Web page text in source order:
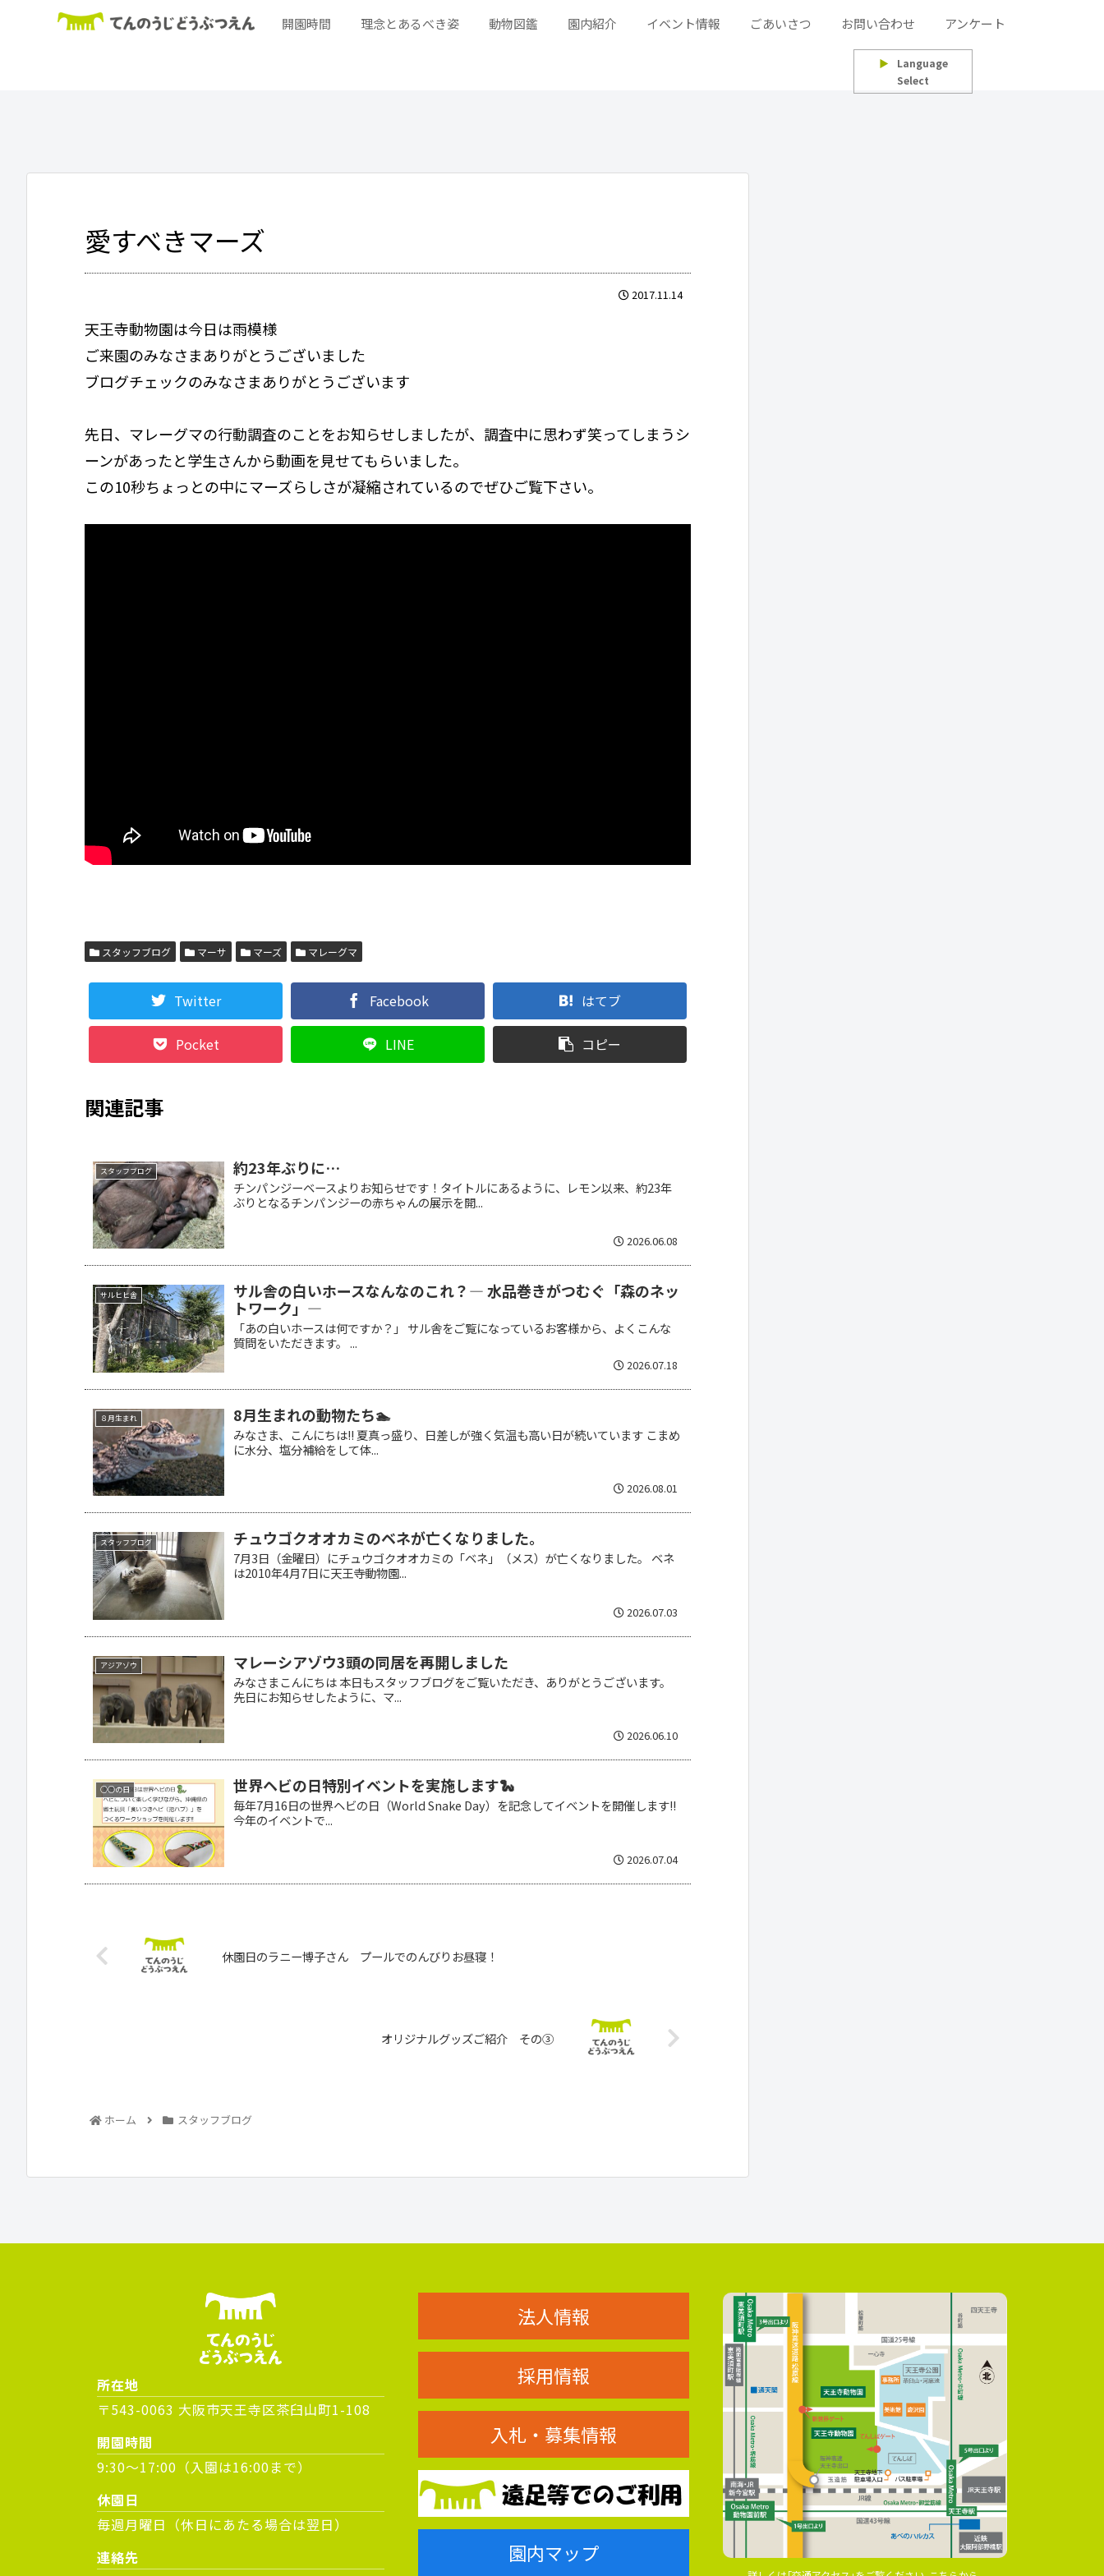
開園時間 理念とあるべき姿 動物図鑑 園内紹介 イベント情報 ごあいさつ お問い合わせ アンケート
▶
Language
Select
愛すべきマーズ
2017.11.14
天王寺動物園は今日は雨模様
ご来園のみなさまありがとうございました
ブログチェックのみなさまありがとうございます
先日、マレーグマの行動調査のことをお知らせしましたが、調査中に思わず笑ってしまうシ
ーンがあったと学生さんから動画を見せてもらいました。
この10秒ちょっとの中にマーズらしさが凝縮されているのでぜひご覧下さい。
スタッフブログ マーサ マーズ マレーグマ
Twitter Facebook はてブ
Pocket LINE コピー
関連記事
スタッフブログ 約23年ぶりに…
チンパンジーベースよりお知らせです！タイトルにあるように、レモン以来、約23年
ぶりとなるチンパンジーの赤ちゃんの展示を開...
2026.06.08
サルヒヒ舎
サル舎の白いホースなんなのこれ？― 水品巻きがつむぐ「森のネッ
トワーク」―
「あの白いホースは何ですか？」 サル舎をご覧になっているお客様から、よくこんな
質問をいただきます。 ...
2026.07.18
８月生まれ 8月生まれの動物たち🏊
みなさま、こんにちは!! 夏真っ盛り、日差しが強く気温も高い日が続いています こまめ
に水分、塩分補給をして体...
2026.08.01
スタッフブログ チュウゴクオオカミのベネが亡くなりました。
7月3日（金曜日）にチュウゴクオオカミの「ベネ」（メス）が亡くなりました。 ベネ
は2010年4月7日に天王寺動物園...
2026.07.03
アジアゾウ マレーシアゾウ3頭の同居を再開しました
みなさまこんにちは 本日もスタッフブログをご覧いただき、ありがとうございます。
先日にお知らせしたように、マ...
2026.06.10
○○の日 世界ヘビの日特別イベントを実施します🐍
毎年7月16日の世界ヘビの日（World Snake Day）を記念してイベントを開催します!!
今年のイベントで...
2026.07.04
休園日のラニー博子さん プールでのんびりお昼寝！
オリジナルグッズご紹介 その③
ホーム スタッフブログ
所在地
〒543-0063 大阪市天王寺区茶臼山町1-108
開園時間
9:30～17:00（入園は16:00まで）
休園日
毎週月曜日（休日にあたる場合は翌日）
連絡先
法人情報
採用情報
入札・募集情報
園内マップ